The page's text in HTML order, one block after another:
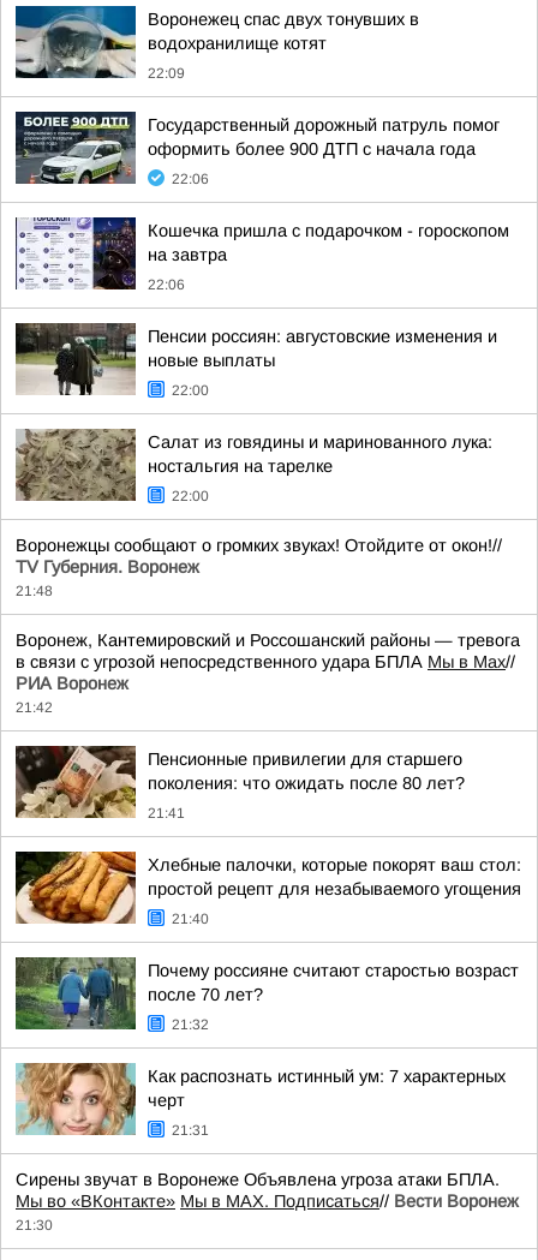
Воронежец спас двух тонувших в
водохранилище котят
22:09
Государственный дорожный патруль помог
оформить более 900 ДТП с начала года
22:06
Кошечка пришла с подарочком - гороскопом
на завтра
22:06
Пенсии россиян: августовские изменения и
новые выплаты
22:00
Салат из говядины и маринованного лука:
ностальгия на тарелке
22:00
Воронежцы сообщают о громких звуках! Отойдите от окон!//
TV Губерния. Воронеж
21:48
Воронеж, Кантемировский и Россошанский районы — тревога
в связи с угрозой непосредственного удара БПЛА Мы в Мах//
РИА Воронеж
21:42
Пенсионные привилегии для старшего
поколения: что ожидать после 80 лет?
21:41
Хлебные палочки, которые покорят ваш стол:
простой рецепт для незабываемого угощения
21:40
Почему россияне считают старостью возраст
после 70 лет?
21:32
Как распознать истинный ум: 7 характерных
черт
21:31
Сирены звучат в Воронеже Объявлена угроза атаки БПЛА.
Мы во «ВКонтакте» Мы в MAX. Подписаться// Вести Воронеж
21:30